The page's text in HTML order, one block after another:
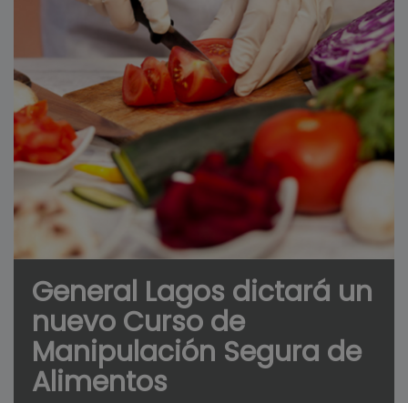
General Lagos dictará un
nuevo Curso de
Manipulación Segura de
Alimentos